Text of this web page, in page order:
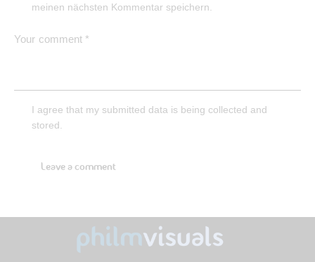
meinen nächsten Kommentar speichern.
I agree that my submitted data is being collected and
stored.